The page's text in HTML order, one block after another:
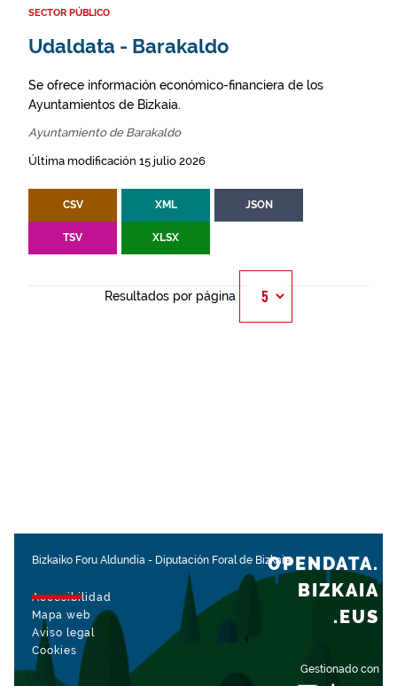
SECTOR PÚBLICO
Udaldata - Barakaldo
Se ofrece información económico-financiera de los
Ayuntamientos de Bizkaia.
Ayuntamiento de Barakaldo
Última modificación 15 julio 2026
CSV XML JSON
TSV XLSX
Resultados por página
Bizkaiko Foru Aldundia - Diputación Foral de Bizkaia
Accesibilidad
Mapa web
Aviso legal
Cookies
Gestionado con
OPENDATA.
BIZKAIA
.EUS